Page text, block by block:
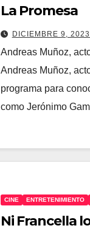
La Promesa
DICIEMBRE 9, 2023
Andreas Muñoz,
Andreas Muñoz,
programa para
como Jerónimo
CINE ENTRETENIMIENTO
Ni Francella